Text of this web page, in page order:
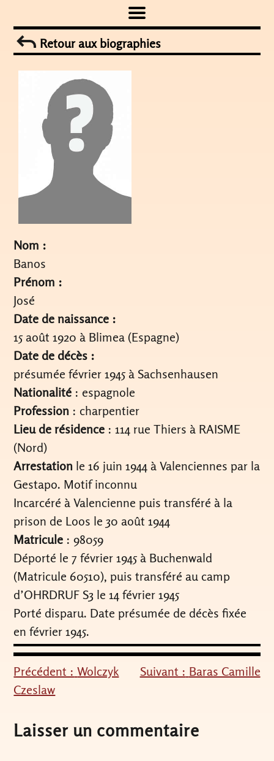
to
contentRetour aux biographies
Nom :
Banos
Prénom :
José
Date de naissance :
15 août 1920 à Blimea (Espagne)
Date de décès :
présumée février 1945 à Sachsenhausen
Nationalité : espagnole
Profession : charpentier
Lieu de résidence : 114 rue Thiers à RAISME
(Nord)
Arrestation le 16 juin 1944 à Valenciennes par la
Gestapo. Motif inconnu
Incarcéré à Valencienne puis transféré à la
prison de Loos le 30 août 1944
Matricule : 98059
Déporté le 7 février 1945 à Buchenwald
(Matricule 60510), puis transféré au camp
d’OHRDRUF S3 le 14 février 1945
Porté disparu. Date présumée de décès fixée
en février 1945.
Navigation
de
l’article
Précédent : Wolczyk
Czeslaw
Suivant : Baras Camille
Laisser un commentaire